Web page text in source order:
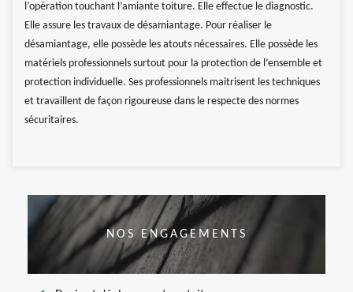
l’opération touchant l’amiante toiture. Elle effectue le diagnostic.
Elle assure les travaux de désamiantage. Pour réaliser le
désamiantage, elle possède les atouts nécessaires. Elle possède les
matériels professionnels surtout pour la protection de l’ensemble et
protection individuelle. Ses professionnels maitrisent les techniques
et travaillent de façon rigoureuse dans le respecte des normes
sécuritaires.
NOS ENGAGEMENTS